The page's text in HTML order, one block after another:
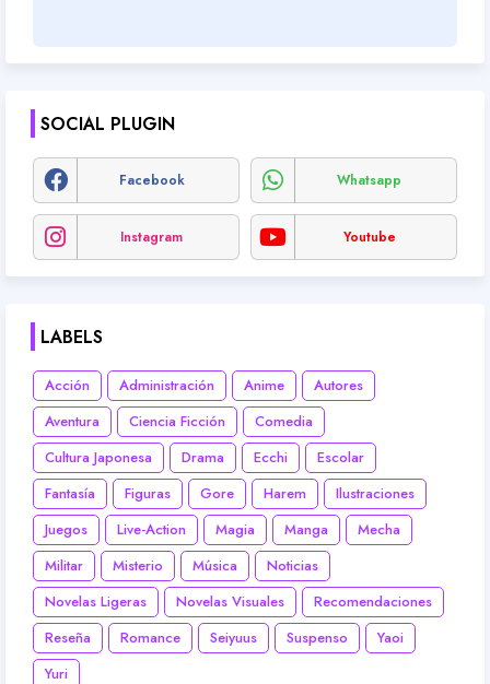
SOCIAL PLUGIN
Facebook Whatsapp
Instagram Youtube
LABELS
Acción Administración Anime
Autores
Aventura
Ciencia Ficción
Comedia
Cultura Japonesa
Drama Ecchi
Escolar
Fantasía
Figuras Gore Harem
Ilustraciones
Juegos
Live-Action Magia Manga
Mecha
Militar
Misterio Música
Noticias
Novelas Ligeras
Novelas Visuales
Recomendaciones
Reseña
Romance Seiyuus Suspenso
Yaoi
Yuri